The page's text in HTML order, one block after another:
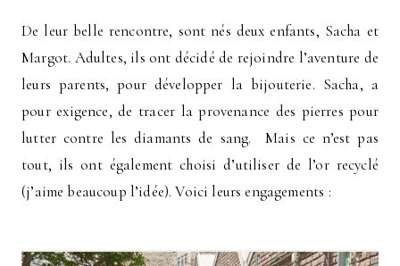
De leur belle rencontre, sont nés deux enfants, Sacha et
Margot. Adultes, ils ont décidé de rejoindre l’aventure de
leurs parents, pour développer la bijouterie. Sacha, a
pour exigence, de tracer la provenance des pierres pour
lutter contre les diamants de sang. Mais ce n’est pas
tout, ils ont également choisi d’utiliser de l’or recyclé
(j’aime beaucoup l’idée). Voici leurs engagements :